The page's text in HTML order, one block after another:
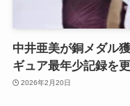
中井亜美が銅メダル
ギュア最年少記録を
2026年2月20日